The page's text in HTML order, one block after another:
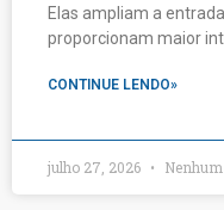
Elas ampliam a
proporcionam maior
CONTINUE LENDO»
julho 27, 2026